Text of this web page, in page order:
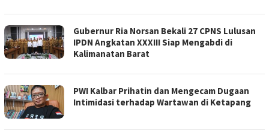
Gubernur Ria Norsan Bekali 27 CPNS Lulusan
IPDN Angkatan XXXIII Siap Mengabdi di
Kalimanatan Barat
PWI Kalbar Prihatin dan Mengecam Dugaan
Intimidasi terhadap Wartawan di Ketapang